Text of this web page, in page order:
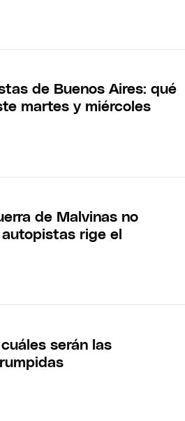
de Buenos Aires: qué
martes y miércoles
de Malvinas no
rige el
serán las